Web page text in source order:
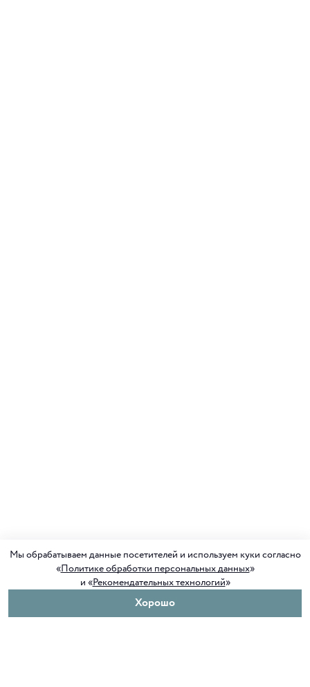
Мы обрабатываем данные посетителей и используем куки согласно
«Политике обработки персональных данных»
и «Рекомендательных технологий»
Хорошо